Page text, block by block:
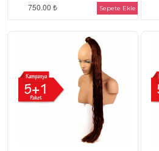
750.00 ₺ Sepete Ekle